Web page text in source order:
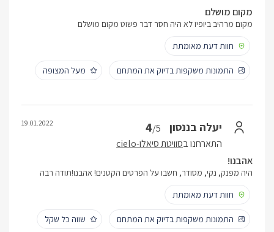
מקום מושלם
מקום מרהיב ביופיו לא היה חסר דבר פשוט מקום מושלם
חוות דעת מאומתת
התמונות משקפות בדיוק את המתחם מעל המצופה
יעלה בננסון 4/5
התארחנו בסוויטת סיאלו-cielo
19.01.2022
אהבנו!
היה מפנק, נקי, מסודר, חשבו על הפרטים הקטנים! אהבנו!תודה רבה
חוות דעת מאומתת
התמונות משקפות בדיוק את המתחם שווה כל שקל